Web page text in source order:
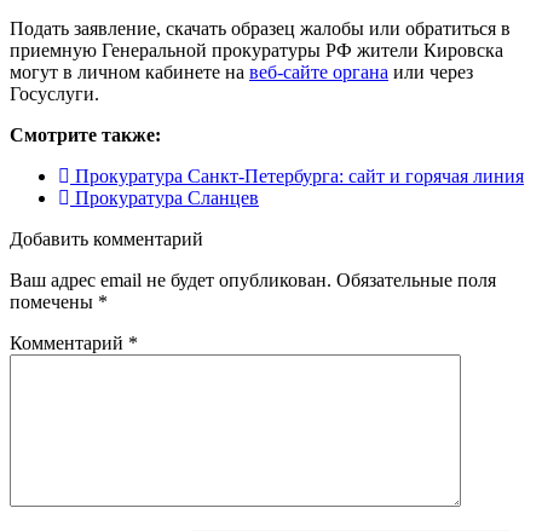
Подать заявление, скачать образец жалобы или обратиться в
приемную Генеральной прокуратуры РФ жители Кировска
могут в личном кабинете на веб-сайте органа или через
Госуслуги.
Смотрите также:
Прокуратура Санкт-Петербурга: сайт и горячая линия
Прокуратура Сланцев
Добавить комментарий
Ваш адрес email не будет опубликован. Обязательные поля
помечены *
Комментарий *